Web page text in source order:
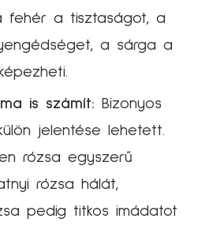
fehér a tisztaságot, a
a sárga a
is számít: Bizonyos
jelentése lehetett.
rózsa egyszerű
rózsa hálát,
pedig titkos imádatot